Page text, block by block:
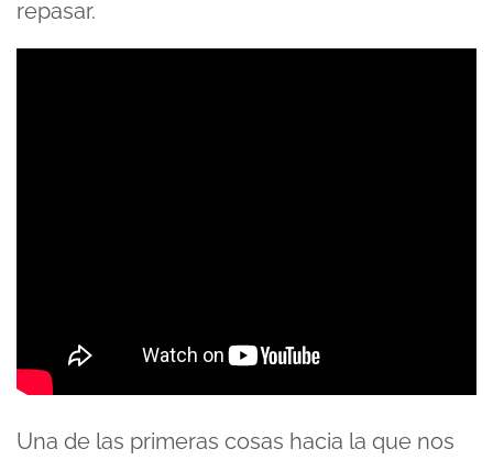
repasar.
Una de las primeras cosas hacia la que nos